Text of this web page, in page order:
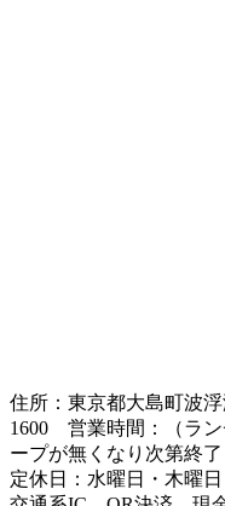
住所：東京都大島町波
1600 営業時間：（ラン
ープが無くなり次第終了
定休日：水曜日・木曜